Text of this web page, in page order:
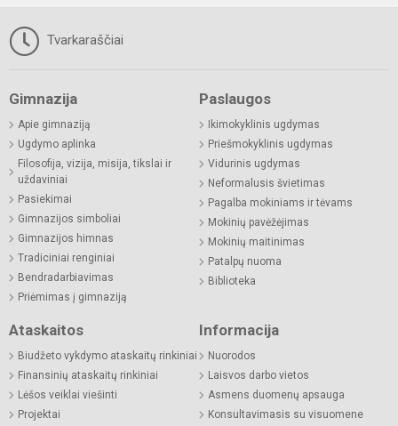
Tvarkaraščiai
Gimnazija
Apie gimnaziją
Ugdymo aplinka
Filosofija, vizija, misija, tikslai ir
uždaviniai
Pasiekimai
Gimnazijos simboliai
Gimnazijos himnas
Tradiciniai renginiai
Bendradarbiavimas
Priėmimas į gimnaziją
Paslaugos
Ikimokyklinis ugdymas
Priešmokyklinis ugdymas
Vidurinis ugdymas
Neformalusis švietimas
Pagalba mokiniams ir tėvams
Mokinių pavėžėjimas
Mokinių maitinimas
Patalpų nuoma
Biblioteka
Ataskaitos
Biudžeto vykdymo ataskaitų rinkiniai
Finansinių ataskaitų rinkiniai
Lėšos veiklai viešinti
Projektai
Informacija
Nuorodos
Laisvos darbo vietos
Asmens duomenų apsauga
Konsultavimasis su visuomene